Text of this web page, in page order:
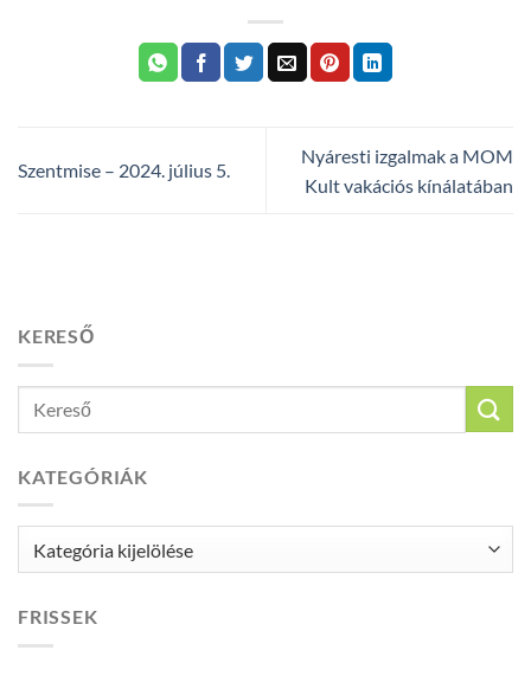
Szentmise – 2024. július 5.
Nyáresti izgalmak a MOM
Kult vakációs kínálatában
KERESŐ
KATEGÓRIÁK
FRISSEK